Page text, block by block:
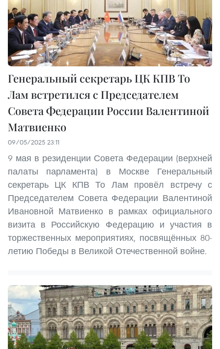
Генеральный секретарь ЦК КПВ То
Лам встретился с Председателем
Совета Федерации России Валентиной
Матвиенко
09/05/2025 23:11
9 мая в резиденции Совета Федерации (верхней
палаты парламента) в Москве Генеральный
секретарь ЦК КПВ То Лам провёл встречу с
Председателем Совета Федерации Валентиной
Ивановной Матвиенко в рамках официального
визита в Российскую Федерацию и участия в
торжественных мероприятиях, посвящённых 80-
летию Победы в Великой Отечественной войне.